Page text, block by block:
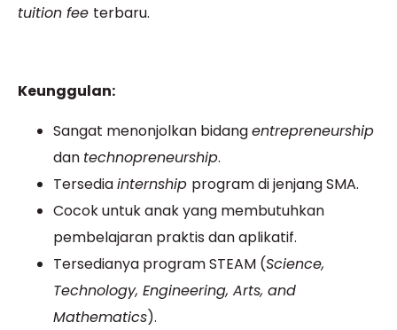
tuition fee terbaru.
Keunggulan:
Sangat menonjolkan bidangentrepreneurship
dan technopreneurship.
Tersediainternship program di jenjang SMA.
Cocok untuk anak yang membutuhkan
pembelajaran praktis dan aplikatif.
Tersedianya program STEAM (Science,
Technology, Engineering, Arts, and
Mathematics).